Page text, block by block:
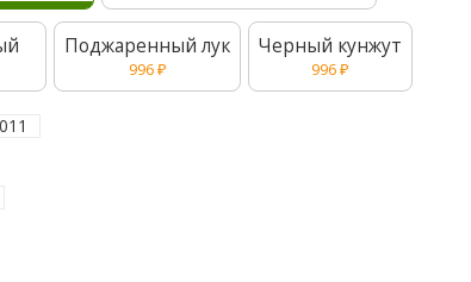
Поджаренный лук
996₽
Черный кунжут
996₽